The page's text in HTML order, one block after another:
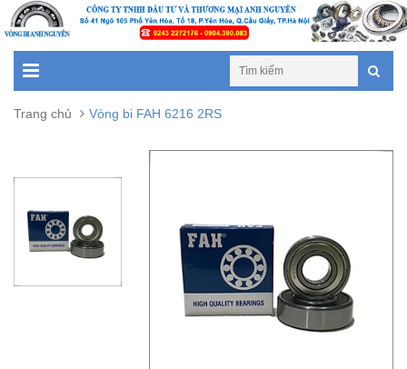
Trang chủ Vòng bi FAH 6216 2RS